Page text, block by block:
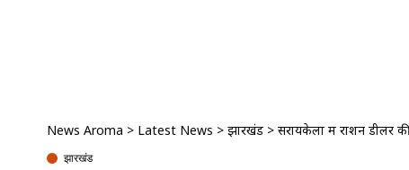
News Aroma > Latest News > झारखंड > सरायकेला में राशन डीलर
झारखंड